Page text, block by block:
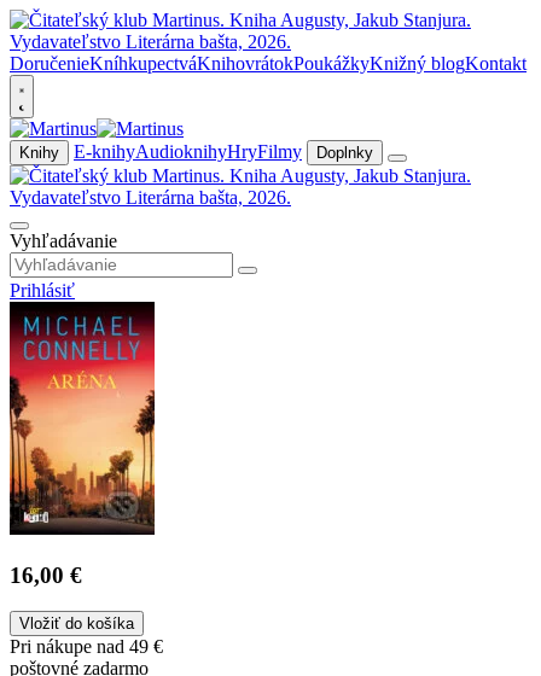
DoručenieKníhkupectváKnihovrátokPoukážkyKnižný blogKontakt
Knihy E-knihyAudioknihyHryFilmy Doplnky
Vyhľadávanie
Prihlásiť
16,00 €
Vložiť do košíka
Pri nákupe nad 49 €
poštovné zadarmo